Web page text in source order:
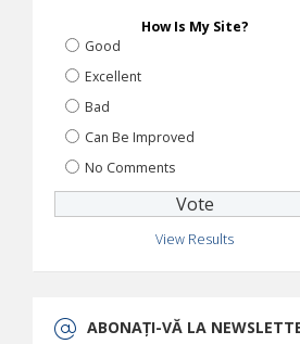
How Is My Site?
Good
Excellent
Bad
Can Be Improved
No Comments
View Results
ABONAȚI-VĂ LA